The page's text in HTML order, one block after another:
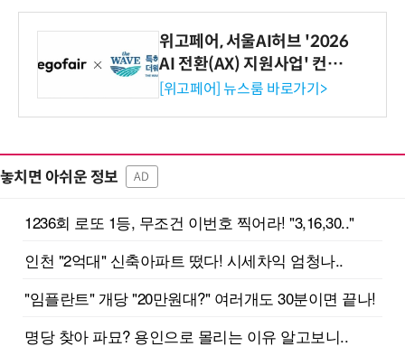
위고페어, 서울AI허브 '2026
AI 전환(AX) 지원사업' 컨소
시엄 선정
[위고페어] 뉴스룸 바로가기>
놓치면 아쉬운 정보 AD